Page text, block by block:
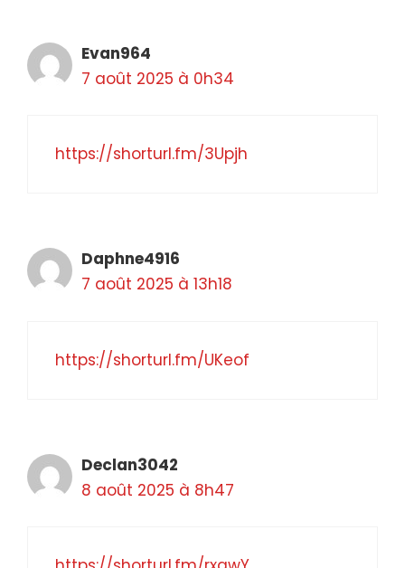
Evan964
7 août 2025 à 0h34
https://shorturl.fm/3Upjh
Daphne4916
7 août 2025 à 13h18
https://shorturl.fm/UKeof
Declan3042
8 août 2025 à 8h47